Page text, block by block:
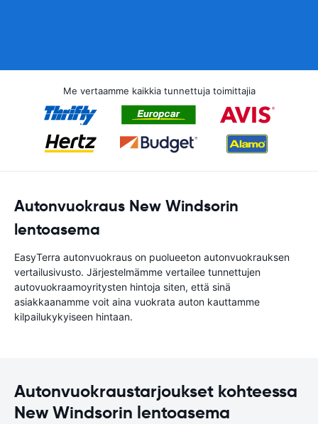
Me vertaamme kaikkia tunnettuja toimittajia
Autonvuokraus New Windsorin
lentoasema
EasyTerra autonvuokraus on puolueeton autonvuokrauksen
vertailusivusto. Järjestelmämme vertailee tunnettujen
autovuokraamoyritysten hintoja siten, että sinä
asiakkaanamme voit aina vuokrata auton kauttamme
kilpailukykyiseen hintaan.
Autonvuokraustarjoukset kohteessa
New Windsorin lentoasema